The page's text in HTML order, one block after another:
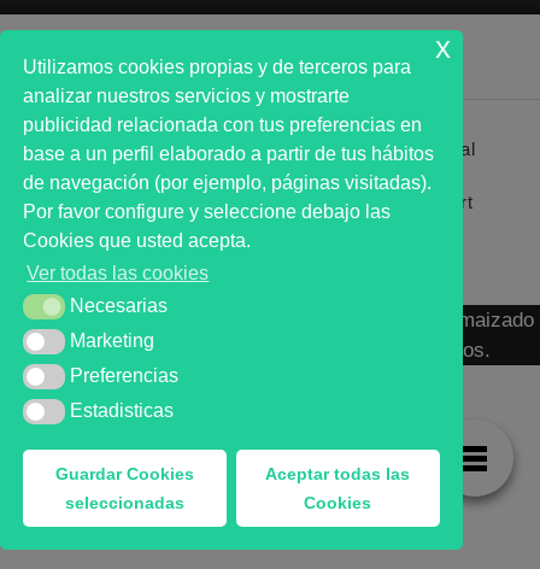
Primer analista bursátil automatizado profesional
que ayuda a la decisión | First automated stock
markets analyst software as a desission support
system.
MARKT ADVISOR ® 2016 :: Análisis Bursátil Automaizado
de Activos Cotizados en Mercados Organizados.
Utilizamos cookies propias y de terceros para
analizar nuestros servicios y mostrarte
publicidad relacionada con tus preferencias en
base a un perfil elaborado a partir de tus hábitos
de navegación (por ejemplo, páginas visitadas).
Por favor configure y seleccione debajo las
Cookies que usted acepta.
Ver todas las cookies
NecesariasNecesarias
MarketingMarketing
Preferencias
Preferencias
Estadisticas
Estadisticas
Guardar Cookies
seleccionadas
Aceptar todas las
Cookies
x